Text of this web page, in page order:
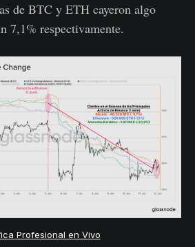
de BTC y ETH cayeron algo
7,1% respectivamente.
Profesional en Vivo